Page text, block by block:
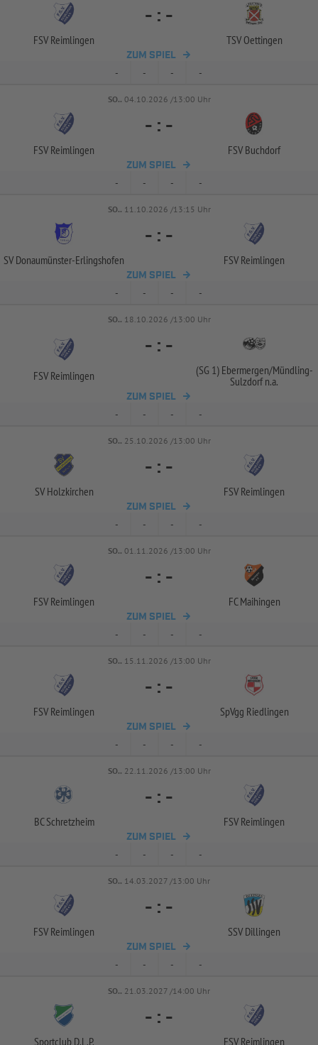
FSV Reimlingen
- : -
TSV Oettingen
ZUM SPIEL
- - - -
SO.. 04.10.2026 /13:00 Uhr
FSV Reimlingen
- : -
FSV Buchdorf
ZUM SPIEL
- - - -
SO.. 11.10.2026 /13:15 Uhr
SV Donaumünster-Erlingshofen
- : -
FSV Reimlingen
ZUM SPIEL
- - - -
SO.. 18.10.2026 /13:00 Uhr
FSV Reimlingen
- : -
(SG 1) Ebermergen/Mündling-
Sulzdorf n.a.
ZUM SPIEL
- - - -
SO.. 25.10.2026 /13:00 Uhr
SV Holzkirchen
- : -
FSV Reimlingen
ZUM SPIEL
- - - -
SO.. 01.11.2026 /13:00 Uhr
FSV Reimlingen
- : -
FC Maihingen
ZUM SPIEL
- - - -
SO.. 15.11.2026 /13:00 Uhr
FSV Reimlingen
- : -
SpVgg Riedlingen
ZUM SPIEL
- - - -
SO.. 22.11.2026 /13:00 Uhr
BC Schretzheim
- : -
FSV Reimlingen
ZUM SPIEL
- - - -
SO.. 14.03.2027 /13:00 Uhr
FSV Reimlingen
- : -
SSV Dillingen
ZUM SPIEL
- - - -
SO.. 21.03.2027 /14:00 Uhr
Sportclub D.L.P.
- : -
FSV Reimlingen